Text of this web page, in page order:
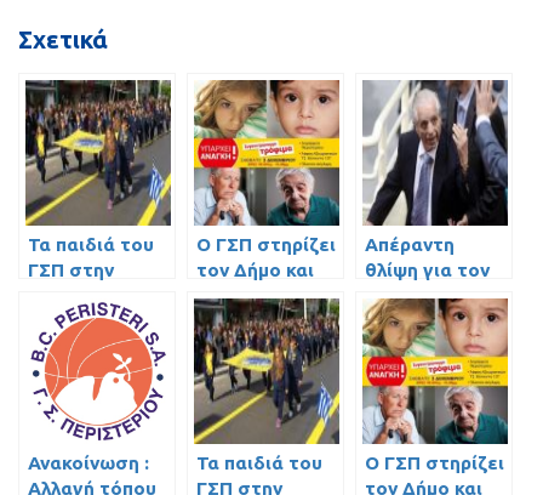
Σχετικά
Τα παιδιά του
ΓΣΠ στην
Περιστερίου
Ο ΓΣΠ στηρίζει
τον Δήμο και
συγκεντρώνει
τρόφιμα (video)
Απέραντη
θλίψη για τον
χαμό του
Παύλου
Γιαννακόπουλου
Ανακοίνωση :
Αλλαγή τόπου
Τα παιδιά του
ΓΣΠ στην
Ο ΓΣΠ στηρίζει
τον Δήμο και